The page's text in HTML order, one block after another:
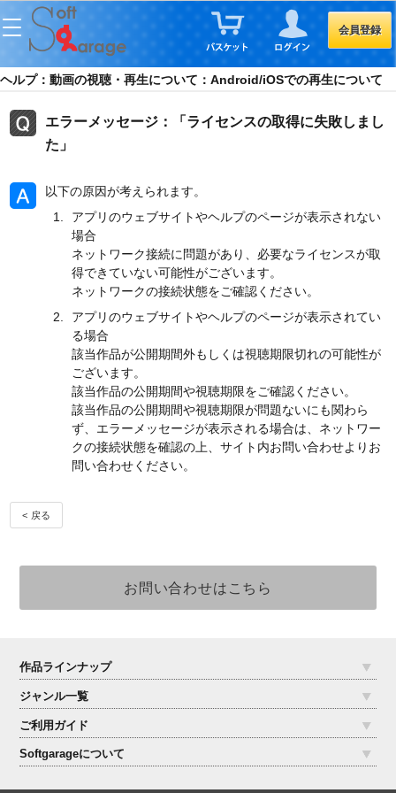
会員登録
ヘルプ：動画の視聴・再生について：Android/iOSでの再生について
エラーメッセージ：「ライセンスの取得に失敗しまし
た」
以下の原因が考えられます。
アプリのウェブサイトやヘルプのページが表示されない
場合
ネットワーク接続に問題があり、必要なライセンスが取
得できていない可能性がございます。
ネットワークの接続状態をご確認ください。
アプリのウェブサイトやヘルプのページが表示されてい
る場合
該当作品が公開期間外もしくは視聴期限切れの可能性が
ございます。
該当作品の公開期間や視聴期限をご確認ください。
該当作品の公開期間や視聴期限が問題ないにも関わら
ず、エラーメッセージが表示される場合は、ネットワー
クの接続状態を確認の上、サイト内お問い合わせよりお
問い合わせください。
< 戻る
作品ラインナップ
ジャンル一覧
ご利用ガイド
Softgarageについて